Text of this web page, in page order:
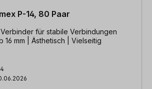
P-14, 80 Paar
für stabile Verbindungen
16 mm | Ästhetisch | Vielseitig